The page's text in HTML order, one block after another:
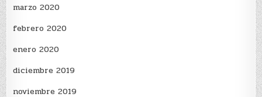
marzo 2020
febrero 2020
enero 2020
diciembre 2019
noviembre 2019